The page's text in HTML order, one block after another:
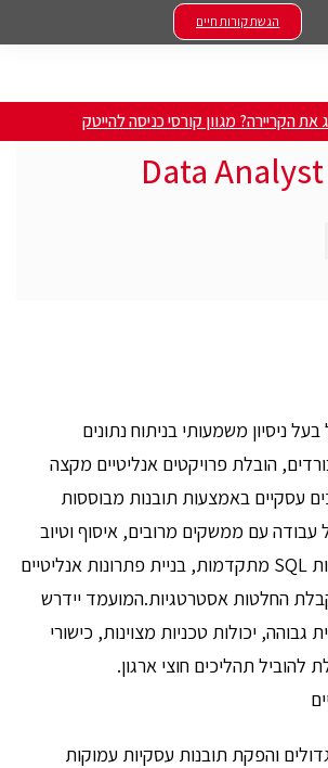
הגשת קורות חיים
הקריירה? מגוון קורסי כניסה להייטק
Data Analyst
ניסיון משמעותי בניתוח נתונים
הובלת פרויקטים אנליטיים מקצה
עסקיים באמצעות תובנות מבוססות
עם ממשקים מרובים, איסוף וטיוב
מידע, פיתוח שאילתות SQL מתקדמות, בניית פתרונות אנליטיים
החלטות אסטרטגיות.המועמד יידרש
גבוהה, יכולות טכניות מצוינות, כישורי
להוביל תהליכים חוצי ארגון.
והפקת תובנות עסקיות עמוקות